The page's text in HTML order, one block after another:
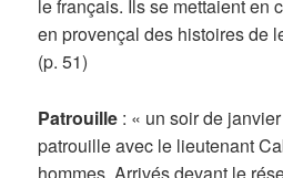
le français. Ils se mettaient en
en provençal des histoires de
(p. 51)
Patrouille : « un soir de
patrouille avec le lieutenant
hommes. Arrivés devant le